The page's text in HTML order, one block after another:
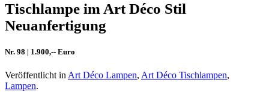
Tischlampe im Art Déco Stil
Neuanfertigung
Nr. 98 | 1.900,-- Euro
Veröffentlicht in Art Déco Lampen, Art Déco Tischlampen,
Lampen.